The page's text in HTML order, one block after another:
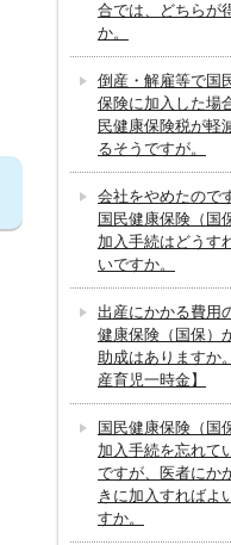
合では、どちらが
か。
倒産・解雇等で国
保険に加入した場
民健康保険税が軽
るそうですが。
会社をやめたので
国民健康保険（国
加入手続はどうす
いですか。
出産にかかる費用
健康保険（国保）
助成はありますか
産育児一時金】
国民健康保険（国
加入手続を忘れて
ですが、医者にか
きに加入すればよ
すか。